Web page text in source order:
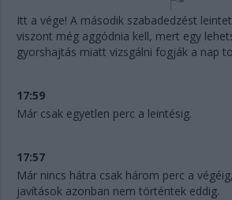
Itt a vége! A második szabadedzést
viszont még aggódnia kell, mert egy
gyorshajtás miatt vizsgálni fogják a nap
17:59
Már csak egyetlen perc a leintésig.
17:57
Már nincs hátra csak három perc a
javítások azonban nem történtek eddig.